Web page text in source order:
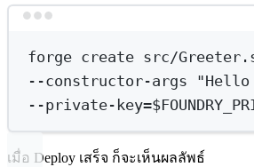
forge create src/
--constructor-args "Hello
--private-
เมื่อ Deploy เสร็จ ก็จะเห็นผลลัพธ์